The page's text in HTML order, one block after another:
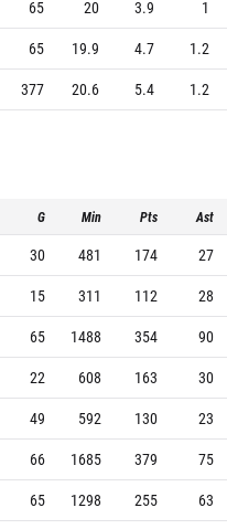
65 20 3.9
1
65 19.9 4.7
1.2
377 20.6 5.4 1.2
G Min Pts Ast
30 481 174
27
15 311 112
28
65 1488 354
90
22 608 163
30
49 592 130
23
66 1685 379
75
65 1298 255
63